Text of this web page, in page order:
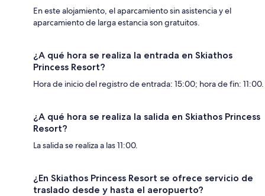
En este alojamiento, el aparcamiento sin asistencia y el
aparcamiento de larga estancia son gratuitos.
¿A qué hora se realiza la entrada en Skiathos
Princess Resort?
Hora de inicio del registro de entrada: 15:00; hora de fin: 11:00.
¿A qué hora se realiza la salida en Skiathos Princess
Resort?
La salida se realiza a las 11:00.
¿En Skiathos Princess Resort se ofrece servicio de
traslado desde y hasta el aeropuerto?